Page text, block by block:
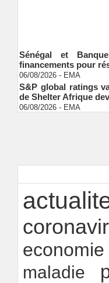
Sénégal et
financements pour
06/08/2026 -EMA
S&P global ratings
de Shelter Afrique
06/08/2026 -EMA
Industrialisation
transparence locale,
Ndakhté
innovation
24/07/2026 -Ndakhté M.
economie
maladie